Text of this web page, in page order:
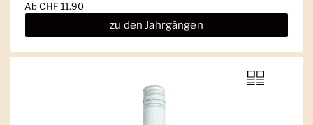
AbCHF 11.90
zu den Jahrgängen